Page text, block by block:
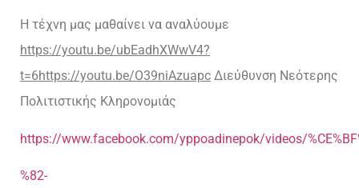
Η τέχνη μας μαθαίνει να αναλύουμε
https://youtu.be/ubEadhXWwV4?
t=6https://youtu.be/O39niAzuapc Διεύθυνση Νεότερης
Πολιτιστικής Κληρονομιάς
https://www.facebook.com/yppoadinepok/videos/
%82-